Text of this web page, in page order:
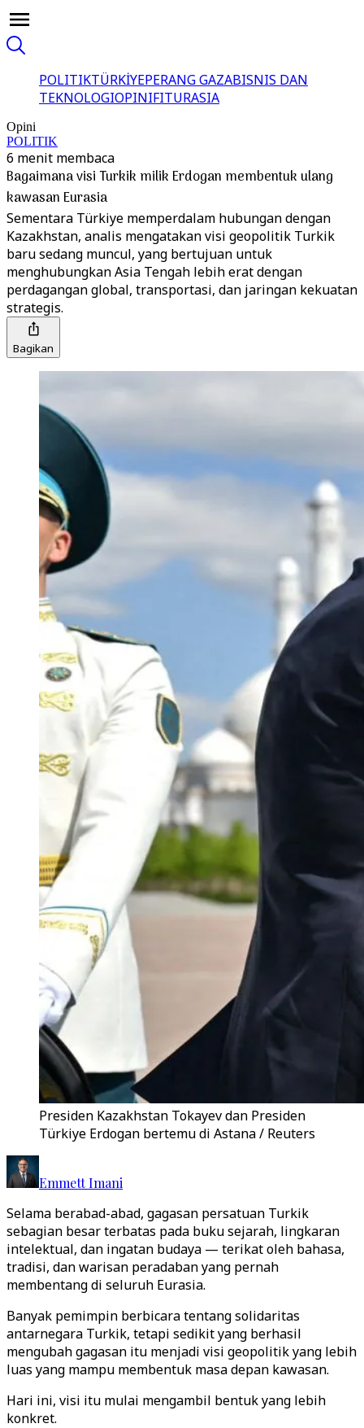
POLITIKTÜRKİYEPERANG GAZABISNIS DAN
TEKNOLOGIOPINIFITURASIA
Opini
POLITIK
6 menit membaca
Bagaimana visi Turkik milik Erdogan membentuk ulang
kawasan Eurasia
Sementara Türkiye memperdalam hubungan dengan
Kazakhstan, analis mengatakan visi geopolitik Turkik
baru sedang muncul, yang bertujuan untuk
menghubungkan Asia Tengah lebih erat dengan
perdagangan global, transportasi, dan jaringan kekuatan
strategis.
Bagikan
Presiden Kazakhstan Tokayev dan Presiden
Türkiye Erdogan bertemu di Astana / Reuters
Emmett Imani
Selama berabad-abad, gagasan persatuan Turkik
sebagian besar terbatas pada buku sejarah, lingkaran
intelektual, dan ingatan budaya — terikat oleh bahasa,
tradisi, dan warisan peradaban yang pernah
membentang di seluruh Eurasia.
Banyak pemimpin berbicara tentang solidaritas
antarnegara Turkik, tetapi sedikit yang berhasil
mengubah gagasan itu menjadi visi geopolitik yang lebih
luas yang mampu membentuk masa depan kawasan.
Hari ini, visi itu mulai mengambil bentuk yang lebih
konkret.